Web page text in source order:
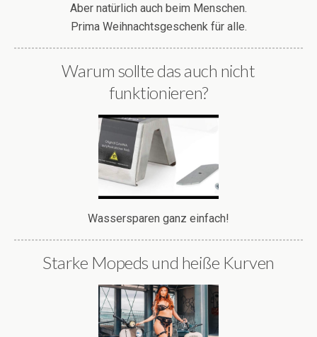
Aber natürlich auch beim Menschen.
Prima Weihnachtsgeschenk für alle.
Warum sollte das auch nicht
funktionieren?
Wassersparen ganz einfach!
Starke Mopeds und heiße Kurven